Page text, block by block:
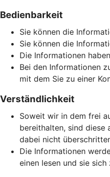
Bedienbarkeit
Sie können die
Sie können die
Die Informationen
Bei den Informationen
mit dem Sie zu einer
Verständlichkeit
Soweit wir in dem frei
bereithalten, sind diese
dabei nicht
Die Informationen
einen lesen und sie